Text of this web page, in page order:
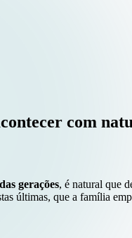
com
gerações, é natural que
últimas, que a família